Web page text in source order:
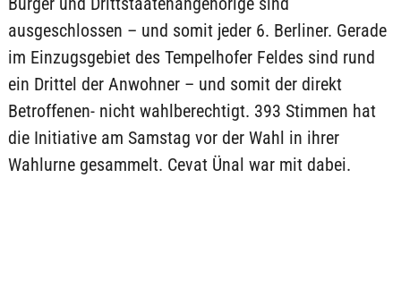
ausgeschlossen – und somit jeder 6. Berliner. Gerade
im Einzugsgebiet des Tempelhofer Feldes sind rund
ein Drittel der Anwohner – und somit der direkt
Betroffenen- nicht wahlberechtigt. 393 Stimmen hat
die Initiative am Samstag vor der Wahl in ihrer
Wahlurne gesammelt. Cevat Ünal war mit dabei.